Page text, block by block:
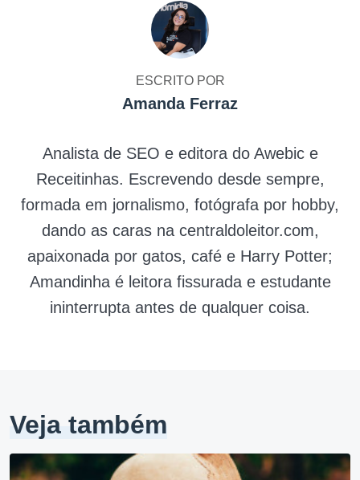
ESCRITO POR
Amanda Ferraz
Analista de SEO e editora do Awebic e
Receitinhas. Escrevendo desde sempre,
formada em jornalismo, fotógrafa por hobby,
dando as caras na centraldoleitor.com,
apaixonada por gatos, café e Harry Potter;
Amandinha é leitora fissurada e estudante
ininterrupta antes de qualquer coisa.
Veja também